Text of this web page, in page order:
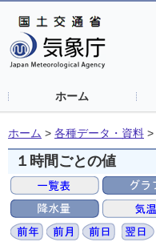
ホーム
ホーム > 各種データ・資料 >
１時間ごとの値